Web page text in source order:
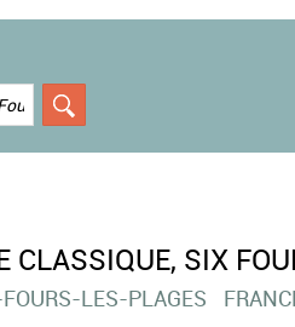
CLASSIQUE, SIX
LES-PLAGES